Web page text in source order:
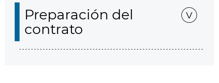
Preparación del
contrato